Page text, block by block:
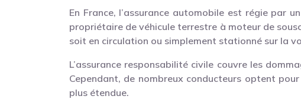
En France, l’assurance automobile est régie par
propriétaire de véhicule terrestre à moteur de
soit en circulation ou simplement stationné sur la
L’assurance responsabilité civile couvre les
Cependant, de nombreux conducteurs optent
plus étendue.